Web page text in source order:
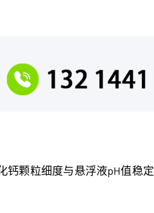
颗粒细度与悬浮液pH值稳